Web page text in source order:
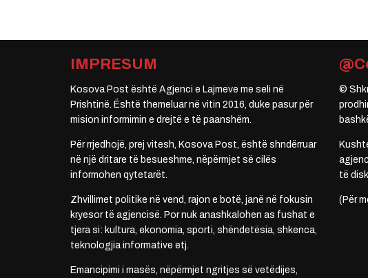
IMPRESUM
Kosova Post është Agjenci e Lajmeve me seli në
Prishtinë. Është themeluar në vitin 2016, duke pasur për
mision informimin e drejtë e të paanshëm.
Për rrjedhojë, prej vitesh, Kosova Post, është shndërruar
në një dritare të besueshme, nëpërmjet së cilës
informohen qytetarët.
Zhvillimet politike në vend, rajon e botë, janë në fokusin
kryesor të agjencisë. Por nuk anashkalohen as fushat e
tjera si: kultura, ekonomia, sporti, shëndetësia, shkenca,
teknologjia informative etj.
Emancipimi i masës, nëpërmjet ngritjes së vetëdijes,
©
të
(Për